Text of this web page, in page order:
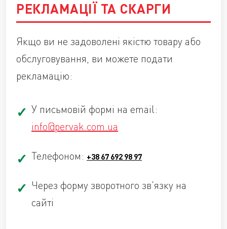
РЕКЛАМАЦІЇ ТА СКАРГИ
Якщо ви не задоволені якістю товару або
обслуговування, ви можете подати
рекламацію:
У письмовій формі на email:
info@pervak.com.ua
Телефоном: +38 67 692 98 97
Через форму зворотного зв'язку на
сайті